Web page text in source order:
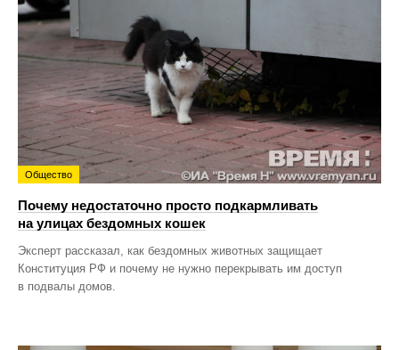
Общество
Почему недостаточно просто подкармливать
на улицах бездомных кошек
Эксперт рассказал, как бездомных животных защищает
Конституция РФ и почему не нужно перекрывать им доступ
в подвалы домов.